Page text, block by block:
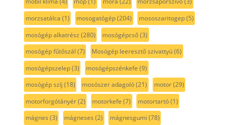
morzsatálca (1) mosogatógép(204) mososzaritogep(5)
mosógép alkatrész (280) mosógépcső(3)
mosógép fűtőszál (7) Mosógép leeresztő szivattyú(6)
mosógépszelep(3) mosógépszénkefe (9)
mosógép szíj (18) mosószer adagoló(21) motor(29)
motorforgótányér(2) motorkefe (7) motortartó(1)
mágnes (3) mágneses (2) mágnesgumi (78)